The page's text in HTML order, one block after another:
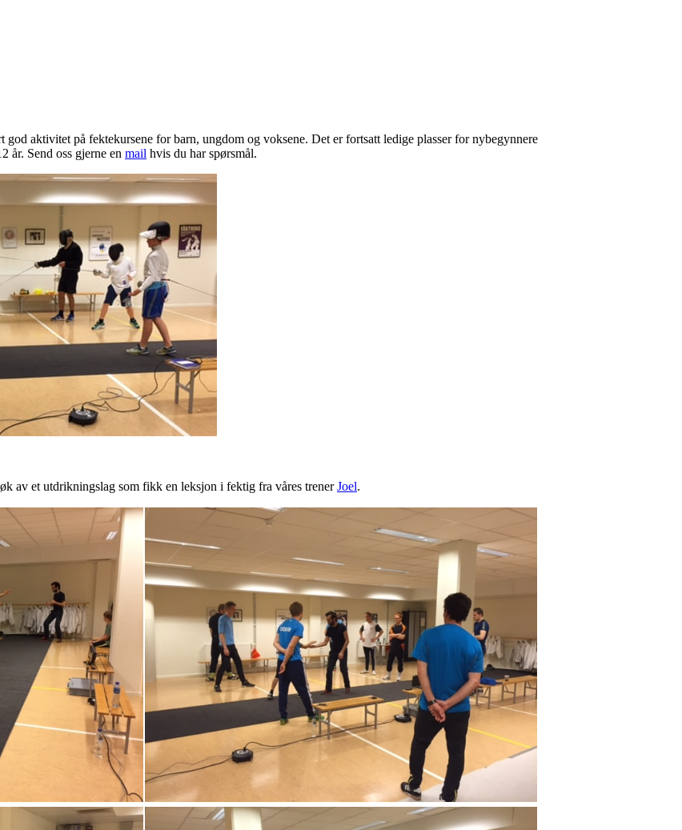
aktivitet på fektekursene for barn, ungdom og voksene. Det er fortsatt ledige plasser for nybegynnere
år. Send oss gjerne en mail hvis du har spørsmål.
av et utdrikningslag som fikk en leksjon i fektig fra våres trenerJoel.